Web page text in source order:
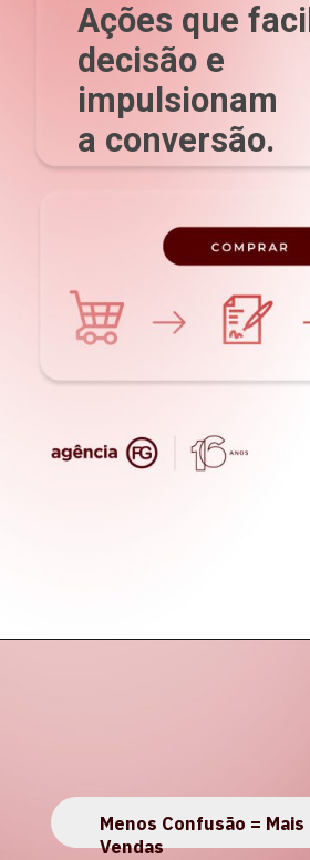
Ações que
decisão e
impulsionam
a conversão.
Menos Confusão = Mais
Vendas